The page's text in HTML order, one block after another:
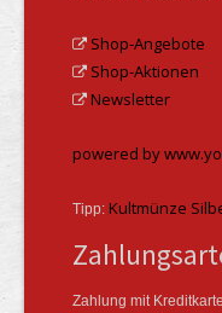
Shop-Angebote
Shop-Aktionen
Newsletter
powered by
Tipp: Kultmünze
Zahlung mit